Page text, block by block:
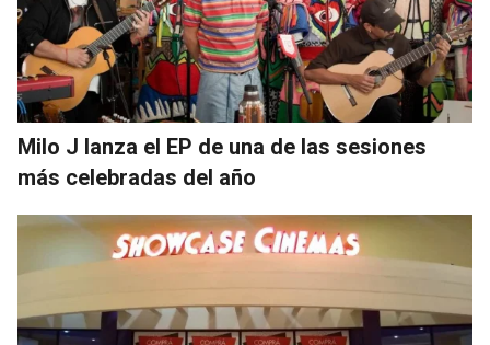
Milo J lanza el EP de una de las sesiones
más celebradas del año